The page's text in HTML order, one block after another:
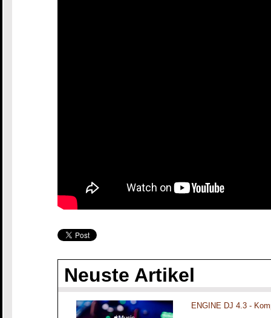
Neuste Artikel
ENGINE DJ 4.3 -